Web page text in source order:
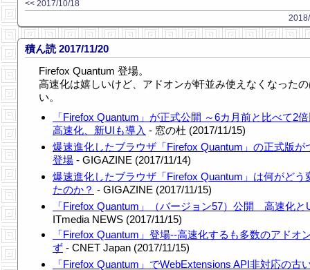
<< 2017/10/18
積ん読 2017/11/20
Firefox Quantum 登場。
高速化は嬉しいけど、アドオンが軒並み使えなくなった
い。
「Firefox Quantum」が正式公開 ～6カ月前と比べて2
高速化、新UIも導入 - 窓の杜 (2017/11/15)
爆速進化したブラウザ「Firefox Quantum」の正式版が
登場 - GIGAZINE (2017/11/14)
爆速進化したブラウザ「Firefox Quantum」は何がどう
たのか？ - GIGAZINE (2017/11/15)
「Firefox Quantum」（バージョン57）公開 高速化と
ITmedia NEWS (2017/11/15)
「Firefox Quantum」登場--高速化するも多数のアドオ
ず - CNET Japan (2017/11/15)
「Firefox Quantum」でWebExtensions API非対応の古